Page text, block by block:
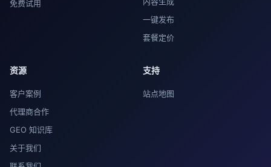
免费试用
一键发布
套餐定价
资源
客户案例
代理商合作
GEO 知识库
关于我们
支持
站点地图